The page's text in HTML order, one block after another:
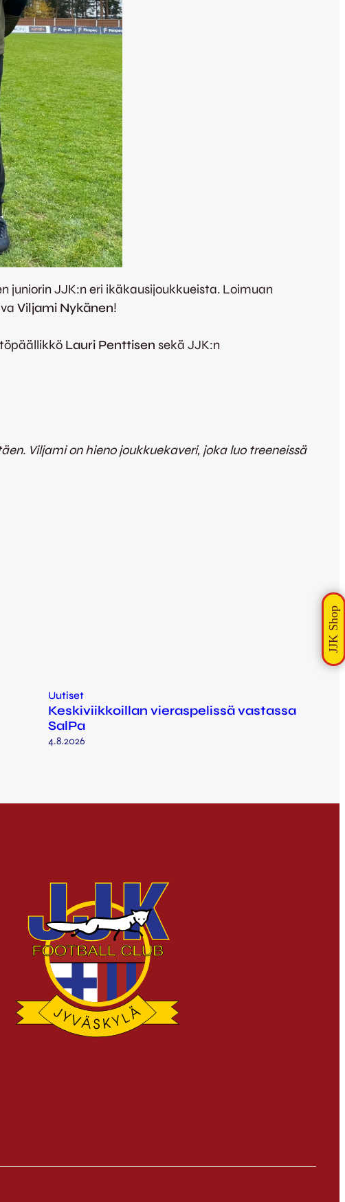
JJK:n eri ikäkausijoukkueista. Loimuan
Viljami Nykänen!
Lauri Penttisen sekä JJK:n
Viljami on hieno joukkuekaveri, joka luo treeneissä
Uutiset
Keskiviikkoillan vieraspelissä vastassa
SalPa
4.8.2026